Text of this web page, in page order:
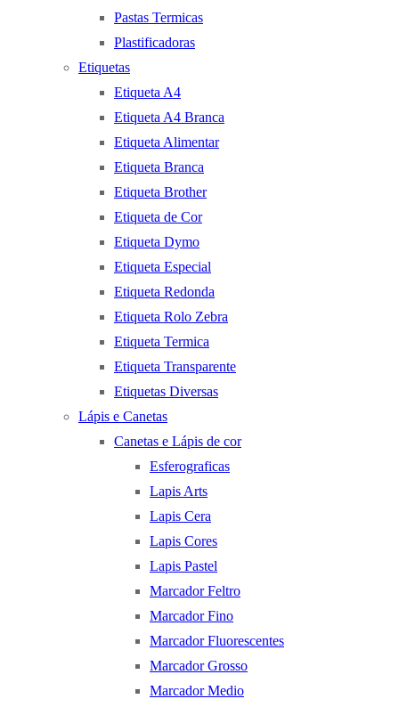
Pastas Termicas
Plastificadoras
Etiquetas
Etiqueta A4
Etiqueta A4 Branca
Etiqueta Alimentar
Etiqueta Branca
Etiqueta Brother
Etiqueta de Cor
Etiqueta Dymo
Etiqueta Especial
Etiqueta Redonda
Etiqueta Rolo Zebra
Etiqueta Termica
Etiqueta Transparente
Etiquetas Diversas
Lápis e Canetas
Canetas e Lápis de cor
Esferograficas
Lapis Arts
Lapis Cera
Lapis Cores
Lapis Pastel
Marcador Feltro
Marcador Fino
Marcador Fluorescentes
Marcador Grosso
Marcador Medio